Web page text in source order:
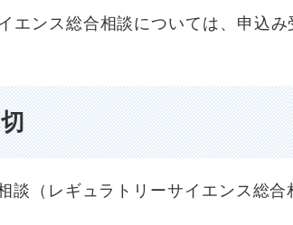
エンス総合相談については、申込
談（レギュラトリーサイエンス総合